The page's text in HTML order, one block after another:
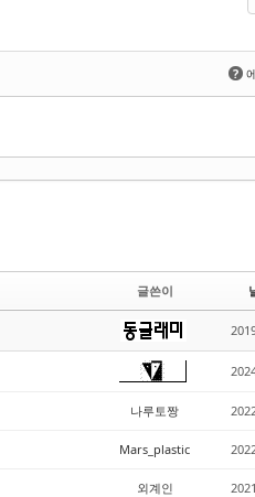
?
글쓴이
나루토짱
Mars_plastic
외계인